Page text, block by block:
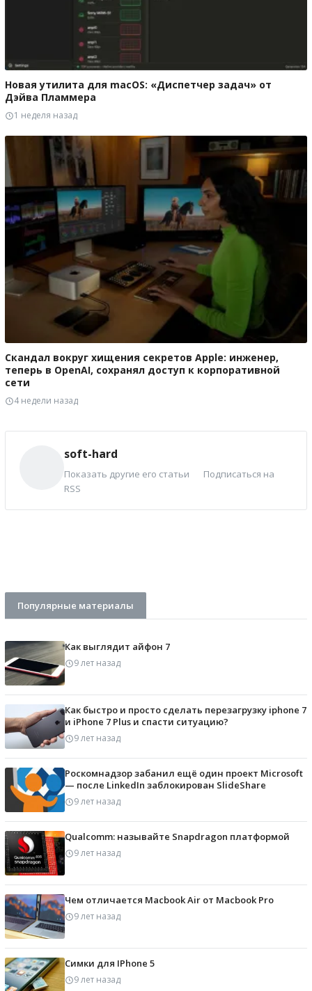
Новая утилита для macOS: «Диспетчер задач» от
Дэйва Пламмера
1 неделя назад
Скандал вокруг хищения секретов Apple: инженер,
теперь в OpenAI, сохранял доступ к корпоративной
сети
4 недели назад
soft-hard
Показать другие его статьи
Подписаться на
RSS
Популярные материалы
Как выглядит айфон 7
9 лет назад
Как быстро и просто сделать перезагрузку iphone 7
и iPhone 7 Plus и спасти ситуацию?
9 лет назад
Роскомнадзор забанил ещё один проект Microsoft
— после LinkedIn заблокирован SlideShare
9 лет назад
Qualcomm: называйте Snapdragon платформой
9 лет назад
Чем отличается Macbook Air от Macbook Pro
9 лет назад
Симки для IPhone 5
9 лет назад